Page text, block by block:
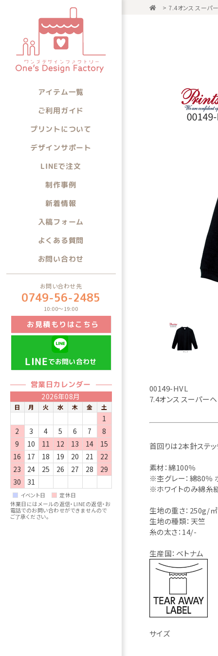
アイテム一覧
ご利用ガイド
プリントについて
デザインサポート
LINEで注文
制作事例
新着情報
入稿フォーム
よくある質問
お問い合わせ
お問い合わせ先
0749-56-2485
10:00～19:00
お見積もりはこちら
LINEでお問い合わせ
営業日カレンダー
2026年08月
日 月 火 水 木 金 土
1
2
3 4 5 6 7
8
9
10 11 12 13 14
15
16
17 18 19 20 21
22
23
24 25 26 27 28
29
30
31
イベント日
定休日
休業日にはメールの返信・LINEの返信・お
電話でのお問い合わせができませんので
ご了承ください。
> 7.4オンス スーパ
00149-HVL
7.4オンス スーパー
首回りは2本針ステ
素材：綿100％
※杢グレー：綿80％
※ホワイトのみ綿糸
生地の重さ：250g/
生地の種類：天竺
糸の太さ：14/-
生産国：ベトナム
サイズ